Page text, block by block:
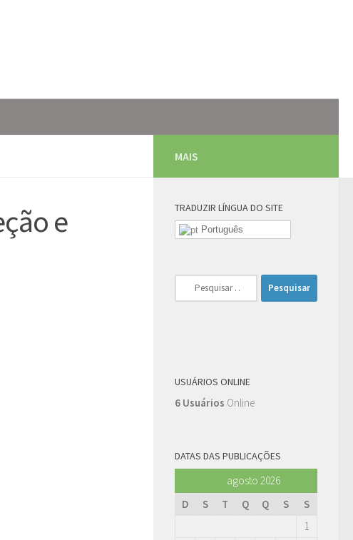
e
MAIS
TRADUZIR LÍNGUA DO SITE
Português
Pesquisar
por:
USUÁRIOS ONLINE
6 Usuários Online
DATAS DAS PUBLICAÇÕES
agosto 2026
D
S T Q Q S
S
1